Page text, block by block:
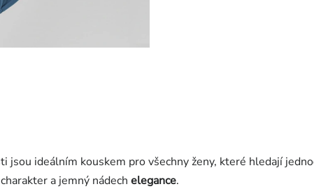
jsou ideálním kouskem pro všechny ženy, které hledají
a jemný nádech elegance.